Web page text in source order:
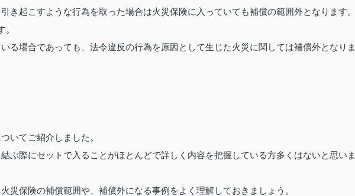
き起こすような行為を取った場合は火災保険に入っていても補償の範囲外となります。
。
る場合であっても、法令違反の行為を原因として生じた火災に関しては補償外となりま
いてご紹介しました。
ぶ際にセットで入ることがほとんどで詳しく内容を把握している方多くはないと思いま
災保険の補償範囲や、補償外になる事例をよく理解しておきましょう。